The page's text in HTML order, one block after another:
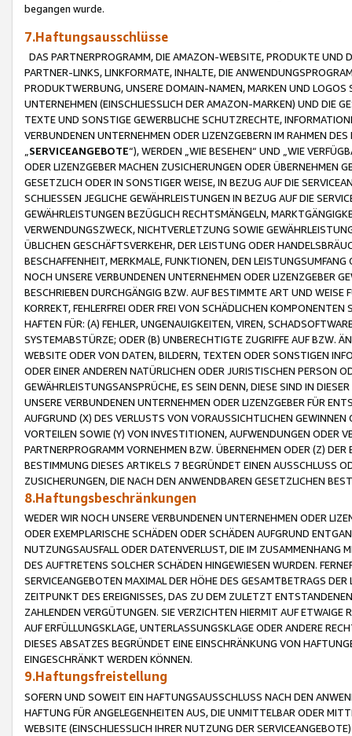
begangen wurde.
7.Haftungsausschlüsse
DAS PARTNERPROGRAMM, DIE AMAZON-WEBSITE, PRODUKTE UND
PARTNER-LINKS, LINKFORMATE, INHALTE, DIE
PRODUKTWERBUNG, UNSERE DOMAIN-NAMEN, MARKEN UND
UNTERNEHMEN (EINSCHLIESSLICH DER AMAZON-MARKEN) UND DIE
TEXTE UND SONSTIGE GEWERBLICHE SCHUTZRECHTE,
VERBUNDENEN UNTERNEHMEN ODER LIZENZGEBERN IM RAHMEN
SERVICEANGEBOTE“), WERDEN „WIE BESEHEN“ UND „WIE
ODER LIZENZGEBER MACHEN ZUSICHERUNGEN ODER ÜBERNEHMEN
GESETZLICH ODER IN SONSTIGER WEISE, IN BEZUG AUF DIE
SCHLIESSEN JEGLICHE GEWÄHRLEISTUNGEN IN BEZUG AUF DIE
GEWÄHRLEISTUNGEN BEZÜGLICH RECHTSMÄNGELN,
VERWENDUNGSZWECK, NICHTVERLETZUNG SOWIE
ÜBLICHEN GESCHÄFTSVERKEHR, DER LEISTUNG ODER
BESCHAFFENHEIT, MERKMALE, FUNKTIONEN, DEN
NOCH UNSERE VERBUNDENEN UNTERNEHMEN ODER LIZENZGEBER
BESCHRIEBEN DURCHGÄNGIG BZW. AUF BESTIMMTE ART UND
KORREKT, FEHLERFREI ODER FREI VON SCHÄDLICHEN
HAFTEN FÜR: (A) FEHLER, UNGENAUIGKEITEN, VIREN,
SYSTEMABSTÜRZE; ODER (B) UNBERECHTIGTE ZUGRIFFE AUF BZW.
WEBSITE ODER VON DATEN, BILDERN, TEXTEN ODER SONSTIGEN
ODER EINER ANDEREN NATÜRLICHEN ODER JURISTISCHEN PERSON
GEWÄHRLEISTUNGSANSPRÜCHE, ES SEIN DENN, DIESE SIND IN
UNSERE VERBUNDENEN UNTERNEHMEN ODER LIZENZGEBER FÜR
AUFGRUND (X) DES VERLUSTS VON VORAUSSICHTLICHEN
VORTEILEN SOWIE (Y) VON INVESTITIONEN, AUFWENDUNGEN ODER
PARTNERPROGRAMM VORNEHMEN BZW. ÜBERNEHMEN ODER (Z)
BESTIMMUNG DIESES ARTIKELS 7 BEGRÜNDET EINEN AUSSCHLUSS
ZUSICHERUNGEN, DIE NACH DEN ANWENDBAREN GESETZLICHEN
8.Haftungsbeschränkungen
WEDER WIR NOCH UNSERE VERBUNDENEN UNTERNEHMEN ODER
ODER EXEMPLARISCHE SCHÄDEN ODER SCHÄDEN AUFGRUND
NUTZUNGSAUSFALL ODER DATENVERLUST, DIE IM ZUSAMMENHANG
DES AUFTRETENS SOLCHER SCHÄDEN HINGEWIESEN WURDEN.
SERVICEANGEBOTEN MAXIMAL DER HÖHE DES GESAMTBETRAGS
ZEITPUNKT DES EREIGNISSES, DAS ZU DEM ZULETZT
ZAHLENDEN VERGÜTUNGEN. SIE VERZICHTEN HIERMIT AUF
AUF ERFÜLLUNGSKLAGE, UNTERLASSUNGSKLAGE ODER ANDERE
DIESES ABSATZES BEGRÜNDET EINE EINSCHRÄNKUNG VON
EINGESCHRÄNKT WERDEN KÖNNEN.
9.Haftungsfreistellung
SOFERN UND SOWEIT EIN HAFTUNGSAUSSCHLUSS NACH DEN
HAFTUNG FÜR ANGELEGENHEITEN AUS, DIE UNMITTELBAR ODER
WEBSITE (EINSCHLIESSLICH IHRER NUTZUNG DER